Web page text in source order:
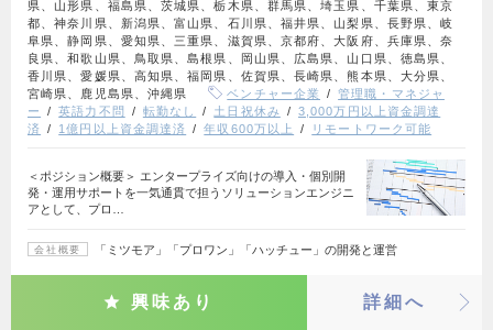
県、山形県、福島県、茨城県、栃木県、群馬県、埼玉県、千葉県、東京
都、神奈川県、新潟県、富山県、石川県、福井県、山梨県、長野県、岐
阜県、静岡県、愛知県、三重県、滋賀県、京都府、大阪府、兵庫県、奈
良県、和歌山県、鳥取県、島根県、岡山県、広島県、山口県、徳島県、
香川県、愛媛県、高知県、福岡県、佐賀県、長崎県、熊本県、大分県、
宮崎県、鹿児島県、沖縄県
ベンチャー企業
管理職・マネジャ
ー
英語力不問 転勤なし 土日祝休み
3,000万円以上資金調達
済
1億円以上資金調達済 年収600万以上 リモートワーク可能
＜ポジション概要＞ エンタープライズ向けの導入・個別開
発・運用サポートを一気通貫で担うソリューションエンジニ
アとして、プロ…
会社概要 「ミツモア」「プロワン」「ハッチュー」の開発と運営
興味あり 詳細へ